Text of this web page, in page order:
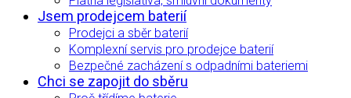
Jsem prodejcem baterií
Prodejci a sběr baterií
Komplexní servis pro prodejce baterií
Bezpečné zacházení s odpadními bateriemi
Chci se zapojit do sběru